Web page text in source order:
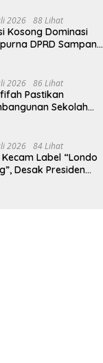
Seksual Anak
2026 88 Lihat
Kosong Dominasi
DPRD Sampang,
2026 86 Lihat
Pastikan
Sekolah
Emas
2026 84 Lihat
Kecam Label “Londo
Desak Presiden